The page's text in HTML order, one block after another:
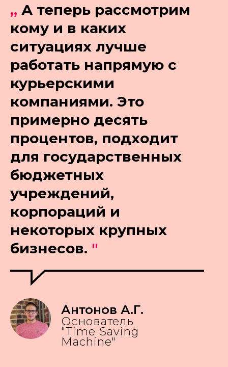
„ А теперь рассмотрим
кому и в каких
ситуациях лучше
работать напрямую с
курьерскими
компаниями. Это
примерно десять
процентов, подходит
для государственных
бюджетных
учреждений,
корпораций и
некоторых крупных
бизнесов. "
Антонов А.Г.
Основатель
"Time Saving
Machine"